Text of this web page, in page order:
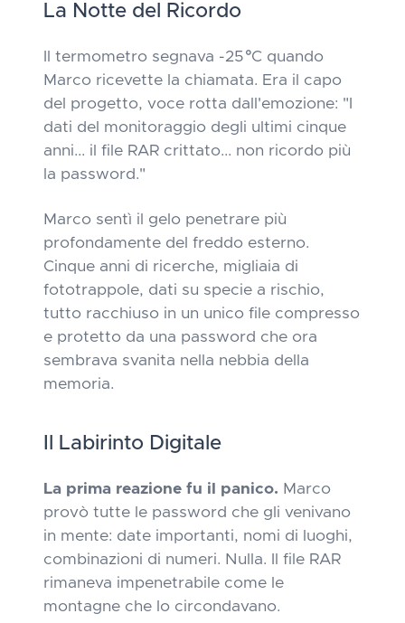
La Notte del Ricordo
Il termometro segnava -25°C quando
Marco ricevette la chiamata. Era il capo
del progetto, voce rotta dall'emozione: "I
dati del monitoraggio degli ultimi cinque
anni... il file RAR crittato... non ricordo più
la password."
Marco sentì il gelo penetrare più
profondamente del freddo esterno.
Cinque anni di ricerche, migliaia di
fototrappole, dati su specie a rischio,
tutto racchiuso in un unico file compresso
e protetto da una password che ora
sembrava svanita nella nebbia della
memoria.
Il Labirinto Digitale
La prima reazione fu il panico. Marco
provò tutte le password che gli venivano
in mente: date importanti, nomi di luoghi,
combinazioni di numeri. Nulla. Il file RAR
rimaneva impenetrabile come le
montagne che lo circondavano.